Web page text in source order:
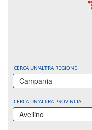
CERCA UN'ALTRA REGIONE
Campania
CERCA UN'ALTRA PROVINCIA
Avellino